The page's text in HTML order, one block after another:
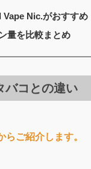
Nic.がおすすめ
量を比較まとめ
バコとの違い
ご紹介します。